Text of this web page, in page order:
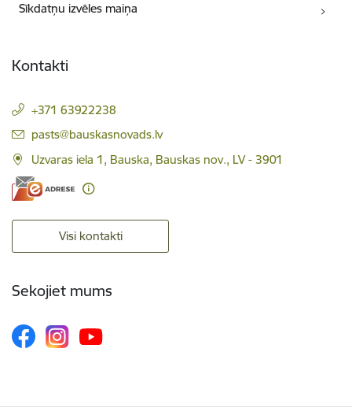
Sīkdatņu izvēles maiņa
Kontakti
+371 63922238
E-pasts:
pasts@bauskasnovads.lv
Uzvaras iela 1, Bauska, Bauskas nov., LV - 3901
Visi kontakti
Sekojiet mums